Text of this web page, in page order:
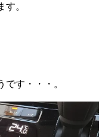
。
です・・・。